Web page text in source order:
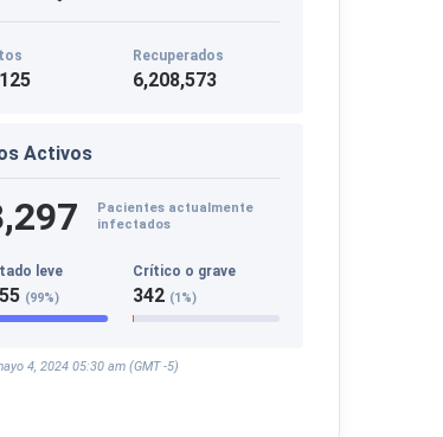
Recuperados
6,208,573
Activos
Pacientes actualmente
infectados
leve
(99%)
Crítico o grave
342 (1%)
4, 2024 05:30 am (GMT -5)